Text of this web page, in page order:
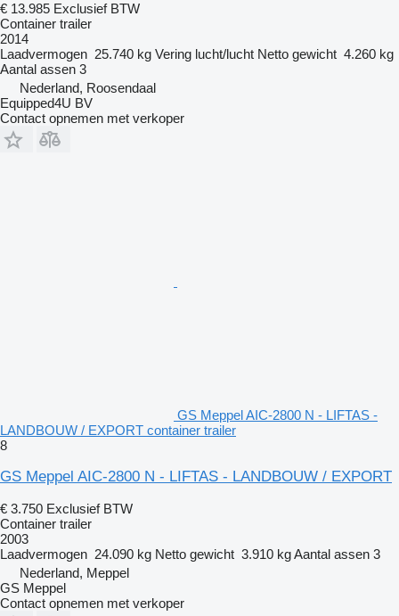
€ 13.985 Exclusief BTW
Container trailer
2014
Laadvermogen 25.740 kg Vering lucht/lucht Netto gewicht 4.260 kg
Aantal assen 3
Nederland, Roosendaal
Equipped4U BV
Contact opnemen met verkoper
GS Meppel AIC-2800 N - LIFTAS -
LANDBOUW / EXPORT container trailer
8
GS Meppel AIC-2800 N - LIFTAS - LANDBOUW / EXPORT
€ 3.750 Exclusief BTW
Container trailer
2003
Laadvermogen 24.090 kg Netto gewicht 3.910 kgAantal assen 3
Nederland, Meppel
GS Meppel
Contact opnemen met verkoper